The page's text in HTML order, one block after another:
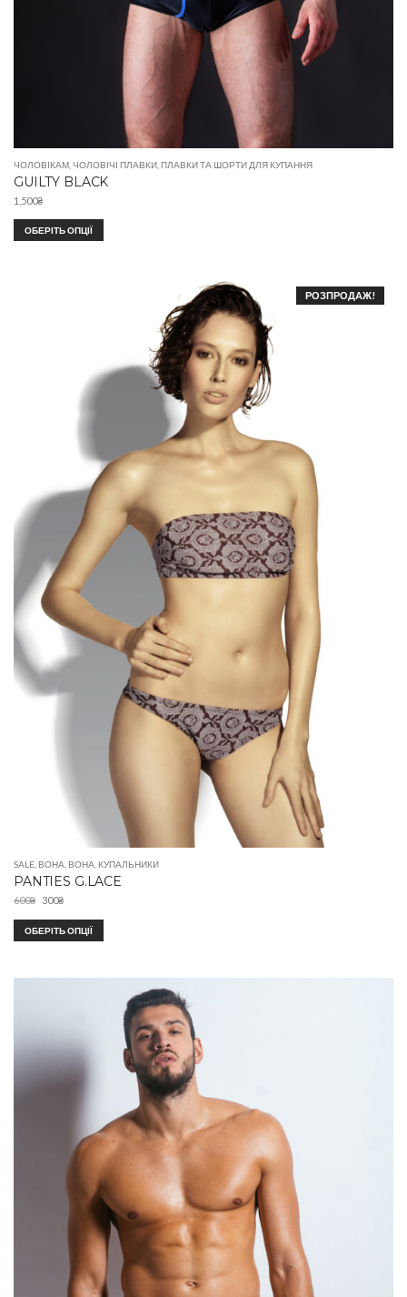
ЧОЛОВІКАМ ЧОЛОВІЧІ ПЛАВКИ ПЛАВКИ ТА ШОРТИ ДЛЯ КУПАННЯ
GUILTY BLACK
1,500₴
ОБЕРІТЬ ОПЦІЇ
РОЗПРОДАЖ!
SALE ВОНА ВОНА КУПАЛЬНИКИ
PANTIES G.LACE
600₴ 300₴
ОБЕРІТЬ ОПЦІЇ